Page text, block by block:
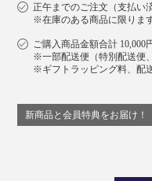
正午までのご注文（支払い
※在庫のある商品に限ります
ご購入商品金額合計 10,000
※一部配送便（特別配送便
※ギフトラッピング料、配
新商品と会員特典をお届け！